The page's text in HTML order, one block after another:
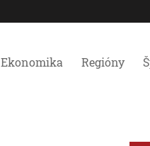
Ekonomika Regióny